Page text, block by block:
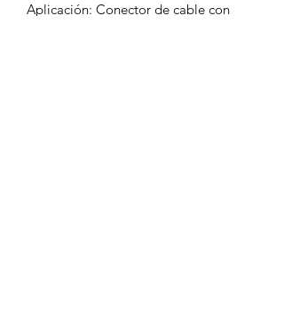
Aplicación: Conector de cable con